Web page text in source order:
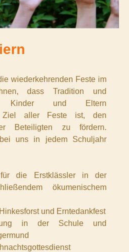
wiederkehrenden Feste im
dass Tradition und
Kinder und Eltern
Ziel aller Feste ist, den
Beteiligten zu fördern.
uns in jedem Schuljahr
für die Erstklässler in der
ökumenischem
und Erntedankfest
in der Schule und